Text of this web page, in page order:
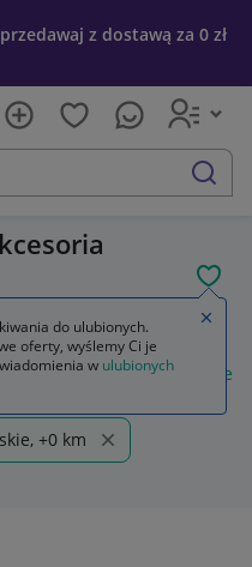
z dostawą za 0 zł
szukaj
Turystyka Pozostałe
pozostałe miasta i
+0 km
do ulubionych.
oferty, wyślemy Ci je
w ulubionych